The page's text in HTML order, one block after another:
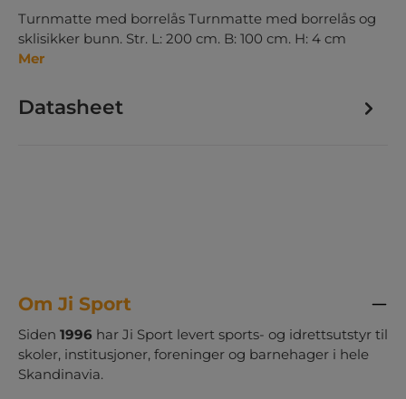
Turnmatte med borrelås Turnmatte med borrelås og
sklisikker bunn. Str. L: 200 cm. B: 100 cm. H: 4 cm
Mer
Datasheet
Om Ji Sport
Siden 1996 har Ji Sport levert sports- og idrettsutstyr til
skoler, institusjoner, foreninger og barnehager i hele
Skandinavia.